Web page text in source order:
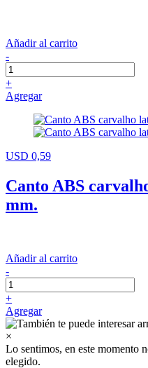
Añadir al carrito
-
+
Agregar
USD 0,59
Canto ABS
mm.
Añadir al carrito
-
+
Agregar
×
Lo sentimos, en este momento
elegido.